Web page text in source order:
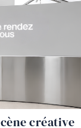
créative